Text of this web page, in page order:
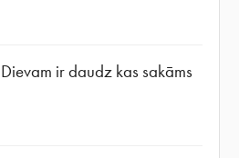
Dievam ir daudz kas sakāms